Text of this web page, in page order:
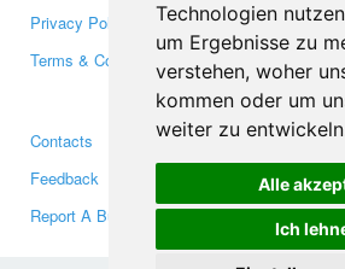
Technologien
um Ergebnisse zu
verstehen, woher
kommen oder um
weiter zu
Alle
Ich
Privacy Policy
Terms & Conditions
Media
Contacts
Feedback
Report A Bug